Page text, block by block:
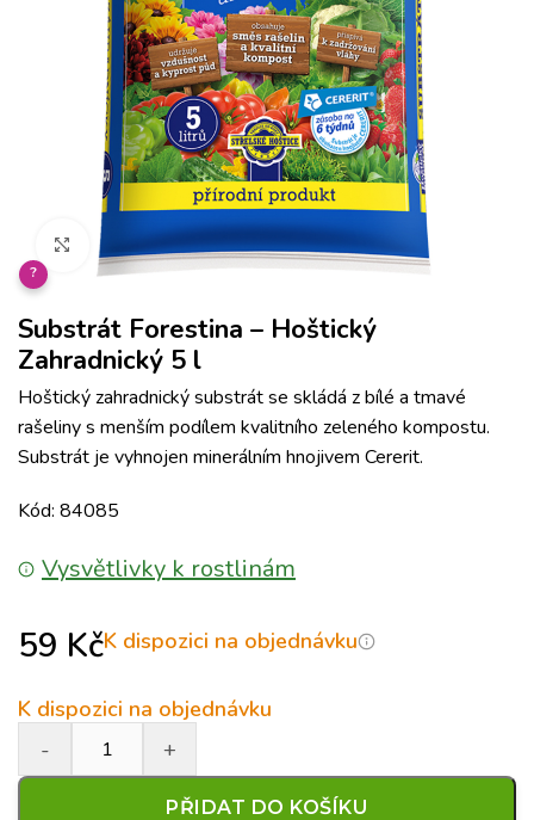
Klikněte pro zvětšení
?
Substrát Forestina – Hoštický
Zahradnický 5 l
Hoštický zahradnický substrát se skládá z bílé a tmavé
rašeliny s menším podílem kvalitního zeleného kompostu.
Substrát je vyhnojen minerálním hnojivem Cererit.
Kód: 84085
Vysvětlivky k rostlinám
59 KčK dispozici na objednávku
K dispozici na objednávku
PŘIDAT DO KOŠÍKU